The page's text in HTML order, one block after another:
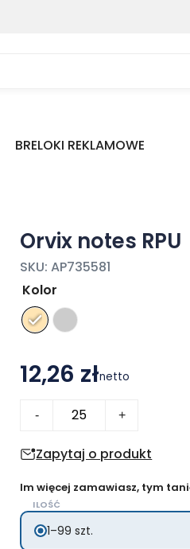
BRELOKI REKLAMOWE
Orvix notes RPU
SKU:AP735581
Kolor
12,26 złnetto
-
notes
+
Zapytaj o produkt
Im więcej zamawiasz, tym
ILOŚĆ
1–99 szt.